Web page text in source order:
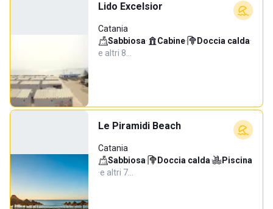
Lido Excelsior
Catania
Sabbiosa· Cabine· Doccia calda·
e altri 8…
Le Piramidi Beach
Catania
Sabbiosa· Doccia calda·
Piscina
·e altri 7…